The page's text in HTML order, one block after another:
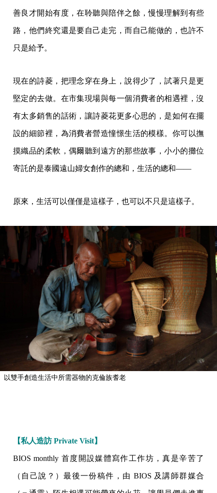
善良才開始有度，在聆聽與陪伴之餘，慢慢理解到有些
路，他們終究還是要自己走完，而自己能做的，也許不
只是給予。
現在的詩菱，把理念穿在身上，說得少了，試著只是更
堅定的去做。在市集現場與每一個消費者的相遇裡，沒
有太多銷售的話術，讓詩菱花更多心思的，是如何在擺
設的細節裡，為消費者營造憧憬生活的模樣。你可以撫
摸織品的柔軟，偶爾聽到遠方的那些故事，小小的攤位
寄託的是泰國遠山婦女創作的總和，生活的總和——
原來，生活可以僅僅是這樣子，也可以不只是這樣子。
以雙手創造生活中所需器物的克倫族耆老
【私人造訪 Private Visit】
BIOS monthly 首度開設媒體寫作工作坊，真是辛苦了
（自己說？）最後一份稿件，由 BIOS 及講師群媒合